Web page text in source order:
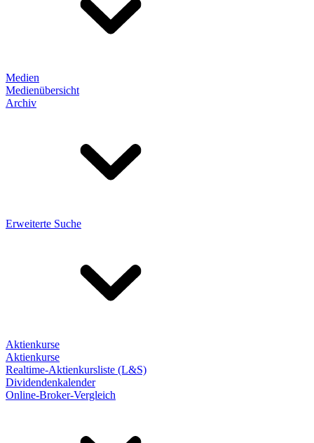
Medien
Medienübersicht
Archiv
Erweiterte Suche
Aktienkurse
Aktienkurse
Realtime-Aktienkursliste (L&S)
Dividendenkalender
Online-Broker-Vergleich